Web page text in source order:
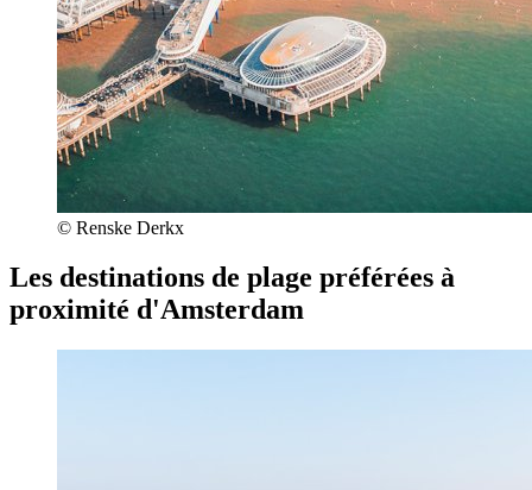
© Renske Derkx
Les destinations de plage préférées à
proximité d'Amsterdam